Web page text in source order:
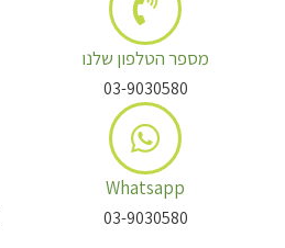
מספר הטלפון שלנו
03-9030580
Whatsapp
03-9030580